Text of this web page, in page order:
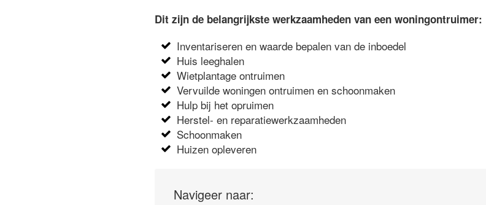
Dit zijn de belangrijkste werkzaamheden van een woningontruimer:
Inventariseren en waarde bepalen van de inboedel
Huis leeghalen
Wietplantage ontruimen
Vervuilde woningen ontruimen en schoonmaken
Hulp bij het opruimen
Herstel- en reparatiewerkzaamheden
Schoonmaken
Huizen opleveren
Navigeer naar: